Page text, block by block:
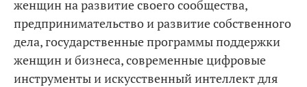
женщин на развитие своего сообщества,
предпринимательство и развитие собственного
дела, государственные программы поддержки
женщин и бизнеса, современные цифровые
инструменты и искусственный интеллект для